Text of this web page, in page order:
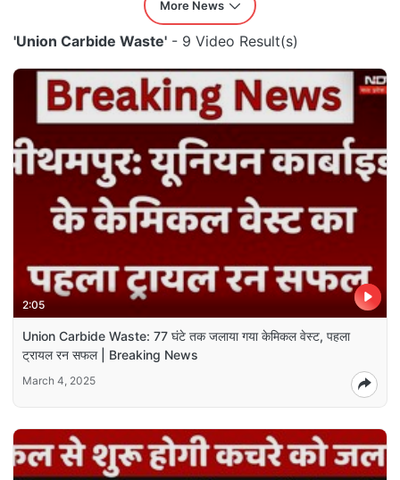
More News
'Union Carbide Waste' - 9 Video Result(s)
2:05
Union Carbide Waste: 77 घंटे तक जलाया गया केमिकल वेस्ट, पहला
ट्रायल रन सफल | Breaking News
March 4, 2025